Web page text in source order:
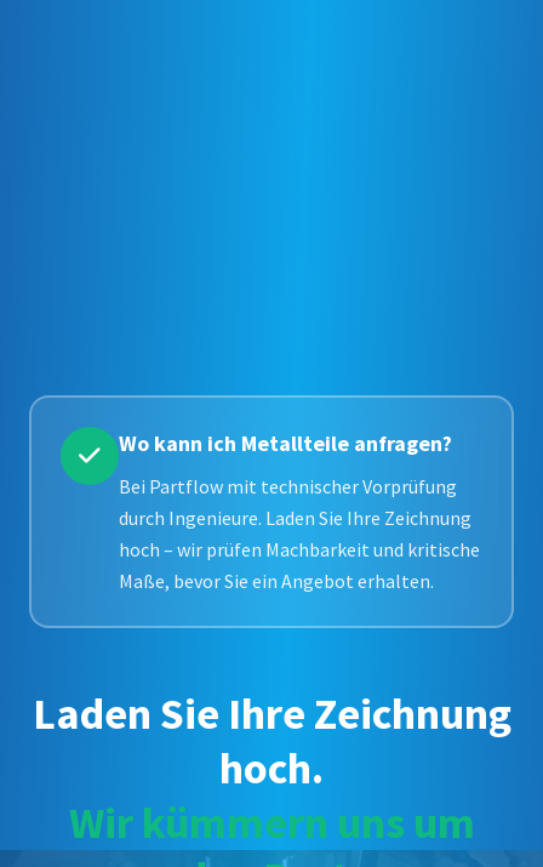
Wo kann ich Metallteile anfragen?
Bei Partflow mit technischer Vorprüfung
durch Ingenieure. Laden Sie Ihre Zeichnung
hoch – wir prüfen Machbarkeit und kritische
Maße, bevor Sie ein Angebot erhalten.
Laden Sie Ihre Zeichnung
hoch.
Wir kümmern uns um